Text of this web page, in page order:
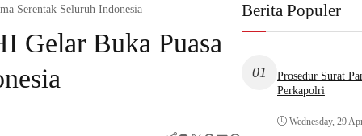
Serentak Seluruh Indonesia
Gelar Buka Puasa
Berita Populer
01
Prosedur Surat
Perkapolri
Wednesday, 29